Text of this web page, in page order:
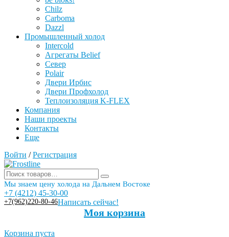
Chilz
Carboma
Dazzl
Промышленный холод
Intercold
Агрегаты Belief
Север
Polair
Двери Ирбис
Двери Профхолод
Теплоизоляция K-FLEX
Компания
Наши проекты
Контакты
Еще
Войти / Регистрация
Мы знаем цену холода на Дальнем Востоке
+7 (4212) 45-30-00
+7(962)220-80-46Написать сейчас!
Моя корзина
Корзина пуста